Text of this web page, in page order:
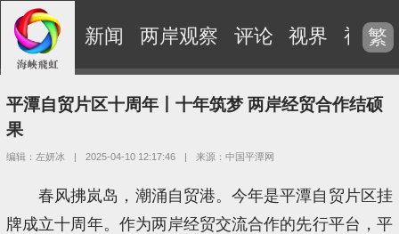
新闻 两岸观察 评论 视界 视频
繁
平潭自贸片区十周年丨十年筑梦 两岸经贸合作结硕
果
编辑：左妍冰 | 2025-04-10 12:17:46 | 来源：中国平潭网
春风拂岚岛，潮涌自贸港。今年是平潭自贸片区挂
牌成立十周年。作为两岸经贸交流合作的先行平台，平